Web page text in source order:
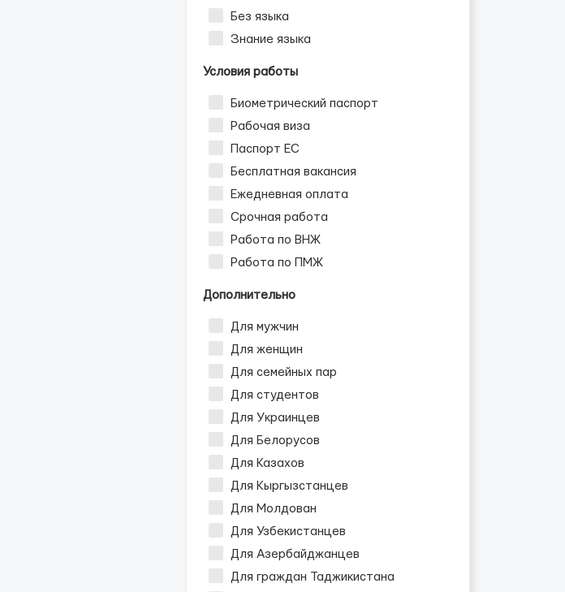
Без языка
Знание языка
Условия работы
Биометрический паспорт
Рабочая виза
Паспорт ЕС
Бесплатная вакансия
Ежедневная оплата
Срочная работа
Работа по ВНЖ
Работа по ПМЖ
Дополнительно
Для мужчин
Для женщин
Для семейных пар
Для студентов
Для Украинцев
Для Белорусов
Для Казахов
Для Кыргызстанцев
Для Молдован
Для Узбекистанцев
Для Азербайджанцев
Для граждан Таджикистана